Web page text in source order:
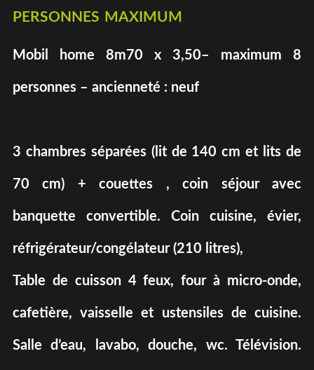
personnes maximum
Mobil home 8m70 x 3,50– maximum 8
personnes – ancienneté : neuf
3 chambres séparées (lit de 140 cm et lits de
70 cm) + couettes , coin séjour avec
banquette convertible. Coin cuisine, évier,
réfrigérateur/congélateur (210 litres),
Table de cuisson 4 feux, four à micro-onde,
cafetière, vaisselle et ustensiles de cuisine.
Salle d’eau, lavabo, douche, wc. Télévision.